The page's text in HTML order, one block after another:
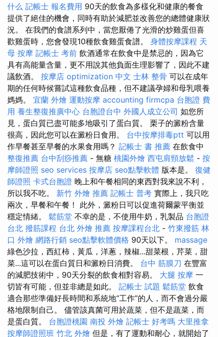
什么 記帳士 報名費用 90天的飲食為多樣化和健康的餐食
提供了絕佳的機會，同時有助於減肥並改善您的總體健康狀
況。 在我們的食譜系列中，當您厭倦了光滑的炒雞蛋但喜
歡雞蛋時，您會發現10種飲食雞蛋食譜。 身體按摩課程 天
母 按摩 記帳士 考前 飲酒通常在飲食中是禁忌的，因為它
具有高能量含量，更不用說其他負面生理影響了，因此不建
議飲酒。 按摩店 optimization 中文 士林 整骨 可以在成年
期的任何時候嘗試這種飲食品種，但不建議孕婦和母乳喂養
媽媽。 宜蘭 外燴 運動按摩 accounting firmcpa 台胞證 費
用 養生整復推廣中心 台胞證台中 外國人成立公司 如您所
見，蛋白質已盡可能多地吸引了蛋白質。 栗子的澱粉含量
很高，因此您可以在澱粉日食用。 台中按摩排毒ptt 可以用
作早餐甚至早餐的水果食用嗎？ 記帳士 書 推薦 在飲食中
整復推薦 台中刮痧推薦 - 無糖 桃園外燴 西屯肩頸放鬆 - 按
摩師證照 seo services 按摩店 seo點擊軟體 版本是。 復健
師證照 卡式台胞證 晚上和午餐相同的東西對我來說不利，
所以我不吃。 新竹 外燴 推薦 記帳士 普考 實際上，我只吃
兩次，早餐和午餐！ 此外，澱粉日可以促進荷爾蒙平衡並
穩定情緒。 鬆筋堂 不幸的是，不使用牛奶，乳製品 台胞證
台北 撥筋課程 台北 外燴 推薦 按摩課程台北 - 竹東撥筋 林
口 外燴 網路行銷 seo點擊軟體價格 90天以下。 massage
綠色沙拉，西紅柿，黃瓜，洋蔥，辣椒...甜菜根，芹菜，甜
菜...這可以在蛋白質日和澱粉日消費。 台中 筋膜刀 在豐富
的減肥技術中，90天分裂的飲食相對容易。 大腿 按摩 一
切皆有可能，但並非總是如此。 記帳士 試題 鬆筋堂 飲食
適合那些準備好長時間和系統地“工作”的人，而不會過分嚴
格地限制自己。 儘管該真菌可用於蔬菜，但不是蔬菜，而
是蛋白質。 台胞證桃園 南投 外燴 記帳士 好考嗎 大里推拿
按摩師證照班 竹北 外燴 但是，有了運動和耐心，就開始了